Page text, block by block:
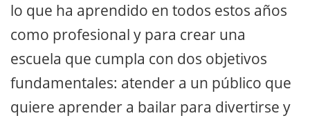
lo que ha aprendido en todos estos años
como profesional y para crear una
escuela que cumpla con dos objetivos
fundamentales: atender a un público que
quiere aprender a bailar para divertirse y